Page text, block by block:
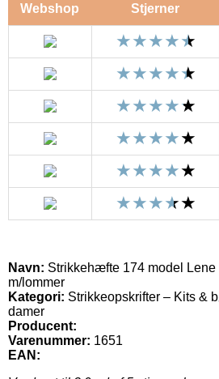
Webshop Stjerner
Navn: Strikkehæfte 174 model
m/lommer
Kategori: Strikkeopskrifter – Kits &
damer
Producent:
Varenummer: 1651
EAN: